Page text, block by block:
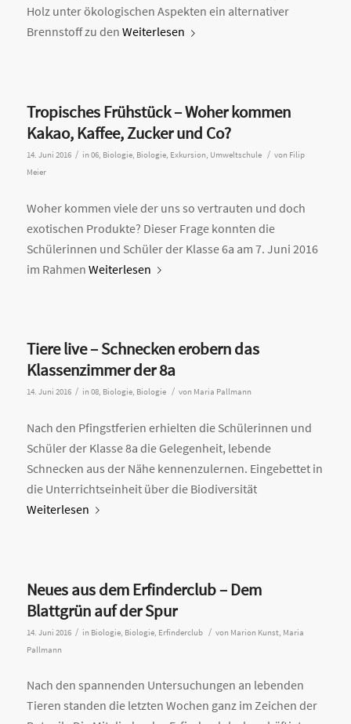
Holz unter ökologischen Aspekten ein alternativer
Brennstoff zu den Weiterlesen
Tropisches Frühstück – Woher kommen
Kakao, Kaffee, Zucker und Co?
14. Juni 2016 / in 06, Biologie, Biologie, Exkursion, Umweltschule / von Filip
Meier
Woher kommen viele der uns so vertrauten und doch
exotischen Produkte? Dieser Frage konnten die
Schülerinnen und Schüler der Klasse 6a am 7. Juni 2016
im Rahmen Weiterlesen
Tiere live – Schnecken erobern das
Klassenzimmer der 8a
14. Juni 2016 / in 08, Biologie, Biologie / von Maria Pallmann
Nach den Pfingstferien erhielten die Schülerinnen und
Schüler der Klasse 8a die Gelegenheit, lebende
Schnecken aus der Nähe kennenzulernen. Eingebettet in
die Unterrichtseinheit über die Biodiversität
Weiterlesen
Neues aus dem Erfinderclub – Dem
Blattgrün auf der Spur
14. Juni 2016 / in Biologie, Biologie, Erfinderclub / von Marion Kunst, Maria
Pallmann
Nach den spannenden Untersuchungen an lebenden
Tieren standen die letzten Wochen ganz im Zeichen der